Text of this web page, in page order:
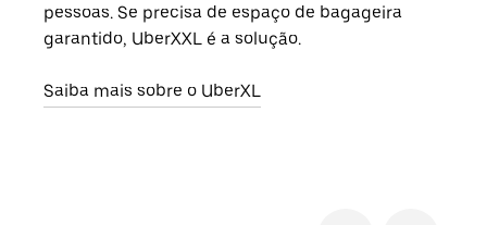
pessoas. Se precisa de espaço de bagageira
garantido, UberXXL é a solução.
Saiba mais sobre o UberXL